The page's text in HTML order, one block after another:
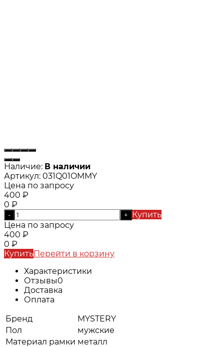
Наличие: В наличии
Артикул: 031Q01OMMY
Цена по запросу
400 ₽
0 ₽
- +
Купить
Цена по запросу
400 ₽
0 ₽
КупитьПерейти в корзину
Характеристики
Отзывы0
Доставка
Оплата
Бренд
MYSTERY
Пол
мужские
Материал рамки металл